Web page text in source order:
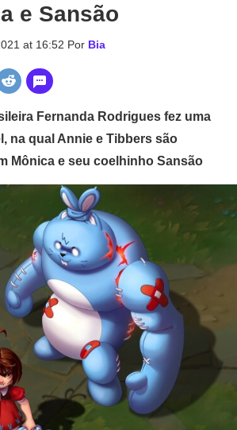
e Sansão
at 16:52 Por Bia
Fernanda Rodrigues fez uma
na qual Annie e Tibbers são
Mônica e seu coelhinho Sansão